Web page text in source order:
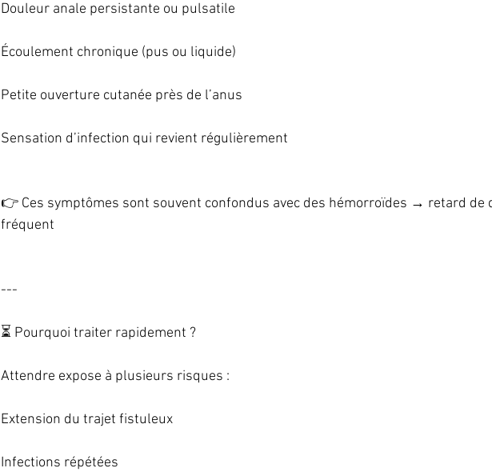
Douleur anale persistante ou pulsatile
Écoulement chronique (pus ou liquide)
Petite ouverture cutanée près de l’anus
Sensation d’infection qui revient régulièrement
👉 Ces symptômes sont souvent confondus avec des hémorroïdes → retard de
fréquent
---
⏳ Pourquoi traiter rapidement ?
Attendre expose à plusieurs risques :
Extension du trajet fistuleux
Infections répétées